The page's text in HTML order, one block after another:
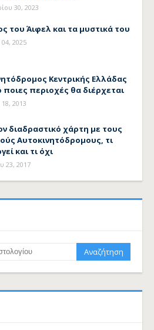
30, 2023
του Άιφελ και τα μυστικά του
04, 2025
Κεντρικής Ελλάδας
ποιες περιοχές θα διέρχεται
18, 2013
διαδραστικό χάρτη με τους
Αυτοκινητόδρομους, τι
και τι όχι
23, 2017